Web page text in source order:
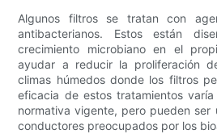
Algunos filtros se tratan con
antibacterianos. Estos están
crecimiento microbiano en el
ayudar a reducir la proliferación
climas húmedos donde los filtros
eficacia de estos tratamientos
normativa vigente, pero pueden ser
conductores preocupados por los